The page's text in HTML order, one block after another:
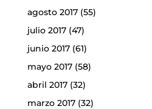
agosto 2017(55)
julio 2017(47)
junio 2017(61)
mayo 2017(58)
abril 2017(32)
marzo 2017(32)